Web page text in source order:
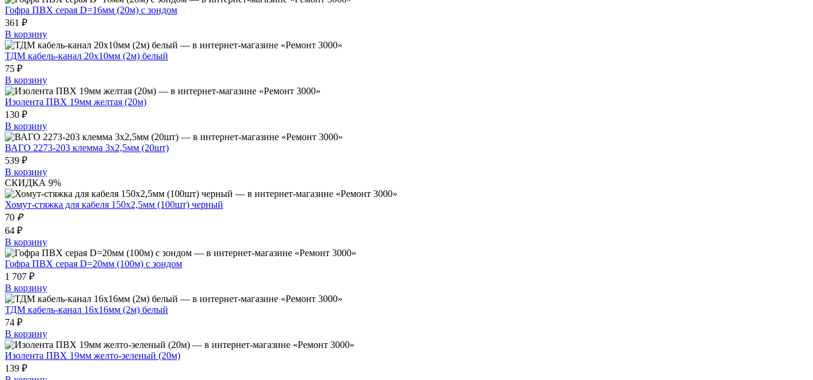
Гофра ПВХ серая D=16мм (20м) с зондом
361 ₽
В корзину
ТДМ кабель-канал 20х10мм (2м) белый
75 ₽
В корзину
Изолента ПВХ 19мм желтая (20м)
130 ₽
В корзину
ВАГО 2273-203 клемма 3х2,5мм (20шт)
539 ₽
В корзину
СКИДКА 9%
Хомут-стяжка для кабеля 150х2,5мм (100шт) черный
70 ₽
64 ₽
В корзину
Гофра ПВХ серая D=20мм (100м) с зондом
1 707 ₽
В корзину
ТДМ кабель-канал 16х16мм (2м) белый
74 ₽
В корзину
Изолента ПВХ 19мм желто-зеленый (20м)
139 ₽